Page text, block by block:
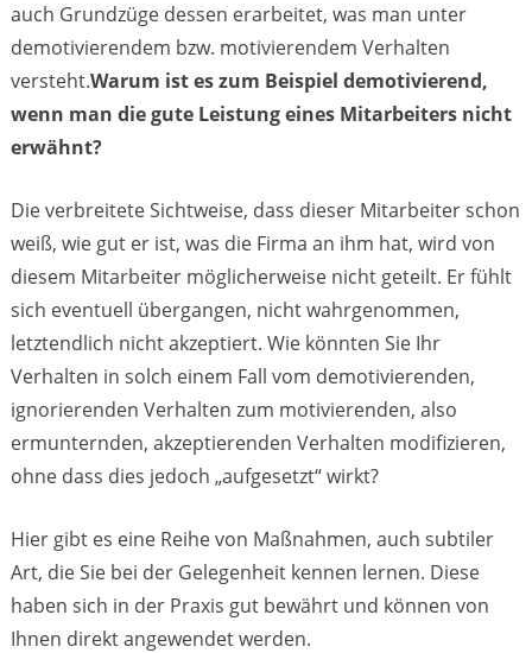
auch Grundzüge dessen erarbeitet, was man unter
demotivierendem bzw. motivierendem Verhalten
versteht.Warum ist es zum Beispiel demotivierend,
wenn man die gute Leistung eines Mitarbeiters nicht
erwähnt?
Die verbreitete Sichtweise, dass dieser Mitarbeiter schon
weiß, wie gut er ist, was die Firma an ihm hat, wird von
diesem Mitarbeiter möglicherweise nicht geteilt. Er fühlt
sich eventuell übergangen, nicht wahrgenommen,
letztendlich nicht akzeptiert. Wie könnten Sie Ihr
Verhalten in solch einem Fall vom demotivierenden,
ignorierenden Verhalten zum motivierenden, also
ermunternden, akzeptierenden Verhalten modifizieren,
ohne dass dies jedoch „aufgesetzt“ wirkt?
Hier gibt es eine Reihe von Maßnahmen, auch subtiler
Art, die Sie bei der Gelegenheit kennen lernen. Diese
haben sich in der Praxis gut bewährt und können von
Ihnen direkt angewendet werden.